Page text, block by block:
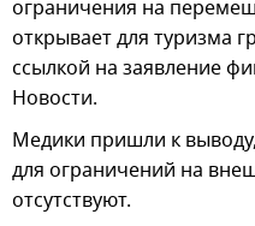
ограничения на
открывает для туризма
ссылкой на заявление
Новости.
Медики пришли к
для ограничений на
отсутствуют.